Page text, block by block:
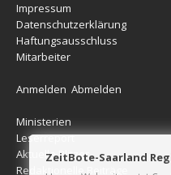
Impressum
Datenschutzerklärung
Haftungsausschluss
Mitarbeiter
Anmelden Abmelden
Ministerien
Leserreport
Aktuelle Blitzer
Redaktionelle Beiträge
ZeitBote-Saarland